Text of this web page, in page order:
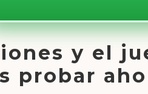
y el
probar